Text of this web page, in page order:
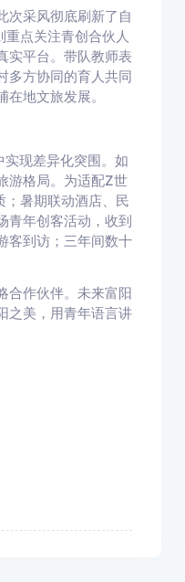
次采风彻底刷新了自
重点关注青创合伙人
实平台。带队教师表
多方协同的育人共同
地文旅发展。
实现差异化突围。如
游格局。为适配Z世
；暑期联动酒店、民
青年创客活动，收到
客到访；三年间数十
合作伙伴。未来富阳
之美，用青年语言讲